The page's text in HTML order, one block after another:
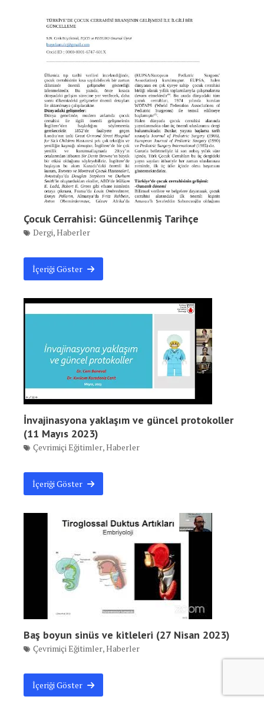
Çocuk Cerrahisi: Güncellenmiş Tarihçe
Dergi,Haberler
İçeriği Göster
İnvajinasyona yaklaşım ve güncel protokoller
(11 Mayıs 2023)
Çevrimiçi Eğitimler,Haberler
İçeriği Göster
Baş boyun sinüs ve kitleleri (27 Nisan 2023)
Çevrimiçi Eğitimler,Haberler
İçeriği Göster